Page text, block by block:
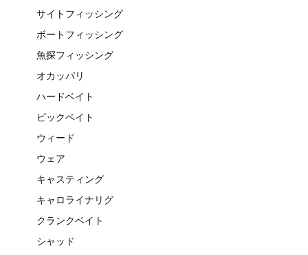
サイトフィッシング
ボートフィッシング
魚探フィッシング
オカッパリ
ハードベイト
ビックベイト
ウィード
ウェア
キャスティング
キャロライナリグ
クランクベイト
シャッド